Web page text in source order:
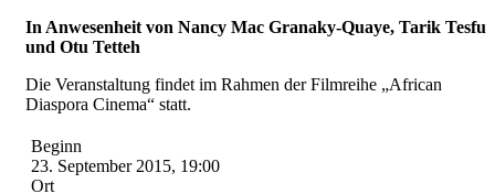
In Anwesenheit von Nancy Mac Granaky-Quaye, Tarik Tesfu
und Otu Tetteh
Die Veranstaltung findet im Rahmen der Filmreihe „African
Diaspora Cinema“ statt.
Beginn
23. September 2015, 19:00
Ort